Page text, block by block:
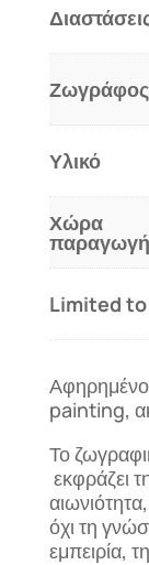
Elegant"
ποσότητα
Ζωγράφος
Υλικό
Χώρα
Limited to
painting,
Το
εκφράζει
όχι τη
εμπειρία,